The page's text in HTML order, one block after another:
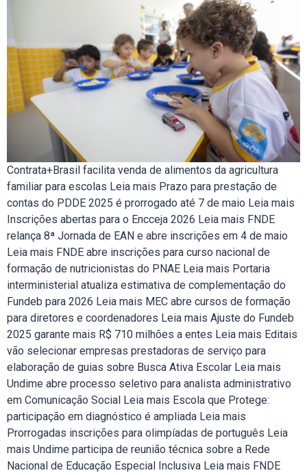
Contrata+Brasil facilita venda de alimentos da agricultura
familiar para escolas Leia mais Prazo para prestação de
contas do PDDE 2025 é prorrogado até 7 de maio Leia mais
Inscrições abertas para o Encceja 2026 Leia mais FNDE
relança 8ª Jornada de EAN e abre inscrições em 4 de maio
Leia mais FNDE abre inscrições para curso nacional de
formação de nutricionistas do PNAE Leia mais Portaria
interministerial atualiza estimativa de complementação do
Fundeb para 2026 Leia mais MEC abre cursos de formação
para diretores e coordenadores Leia mais Ajuste do Fundeb
2025 garante mais R$ 710 milhões a entes Leia mais Editais
vão selecionar empresas prestadoras de serviço para
elaboração de guias sobre Busca Ativa Escolar Leia mais
Undime abre processo seletivo para analista administrativo
em Comunicação Social Leia mais Escola que Protege:
participação em diagnóstico é ampliada Leia mais
Prorrogadas inscrições para olimpíadas de português Leia
mais Undime participa de reunião técnica sobre a Rede
Nacional de Educação Especial Inclusiva Leia mais FNDE